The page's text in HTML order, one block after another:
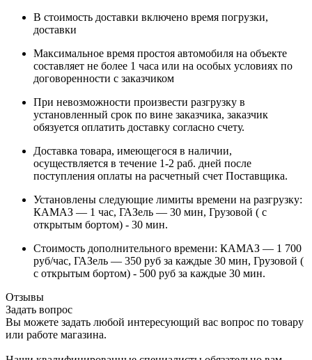
В стоимость доставки включено время погрузки,
доставки
Максимальное время простоя автомобиля на объекте
составляет не более 1 часа или на особых условиях по
договоренности с заказчиком
При невозможности произвести разгрузку в
установленный срок по вине заказчика, заказчик
обязуется оплатить доставку согласно счету.
Доставка товара, имеющегося в наличии,
осуществляется в течение 1-2 раб. дней после
поступления оплаты на расчетный счет Поставщика.
Установлены следующие лимиты времени на разгрузку:
КАМАЗ — 1 час, ГАЗель — 30 мин, Грузовой ( с
открытым бортом) - 30 мин.
Стоимость дополнительного времени: КАМАЗ — 1 700
руб/час, ГАЗель — 350 руб за каждые 30 мин, Грузовой (
с открытым бортом) - 500 руб за каждые 30 мин.
Отзывы
Задать вопрос
Вы можете задать любой интересующий вас вопрос по товару
или работе магазина.